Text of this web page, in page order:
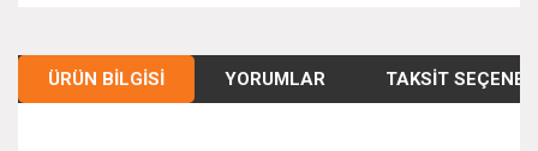
ÜRÜN BILGISI YORUMLAR TAKSIT